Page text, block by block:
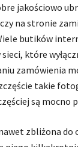
jakościowo
na stronie
butików
które
zamówienia
takie
są mocno
zbliżona do